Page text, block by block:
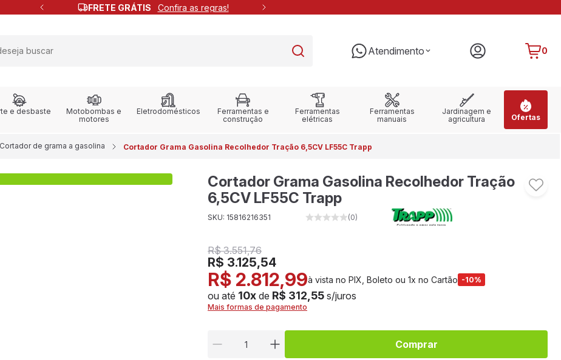
FRETE GRÁTIS Confira as regras!
Atendimento 0
e desbaste
Motobombas e
motores
Eletrodomésticos
Ferramentas e
construção
Ferramentas
elétricas
Ferramentas
manuais
Jardinagem e
agricultura
Ofertas
Cortador de grama a gasolina Cortador Grama Gasolina Recolhedor Tração 6,5CV LF55C Trapp
Cortador Grama Gasolina Recolhedor Tração
6,5CV LF55C Trapp
SKU: 15816216351 (0)
R$ 3.551,76
R$ 3.125,54
R$ 2.812,99à vista no PIX, Boleto ou 1x no Cartão -10%
ou até 10x de R$ 312,55 s/juros
Mais formas de pagamento
Comprar